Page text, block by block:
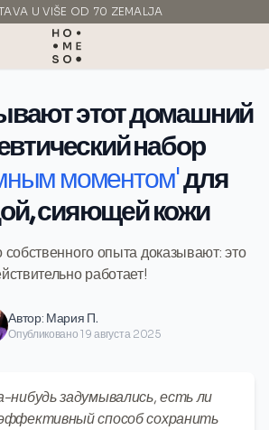
U VIŠE OD 70 ZEMALJA
PROIZVEDENO U ITALIJI
этот домашний
набор
моментом'для
сияющей кожи
опыта доказывают: это
работает!
Автор: Мария П.
Опубликовано 19 августа 2025
нибудь задумывались, есть ли
способ сохранить